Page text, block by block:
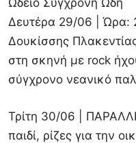
Ωδείο Σύγχρονη Ωδή
Δευτέρα 29/06 | Ώρα:
Δουκίσσης
στη σκηνή με rock
σύγχρονο νεανικό
Τρίτη 30/06 |
παιδί, ρίζες για την